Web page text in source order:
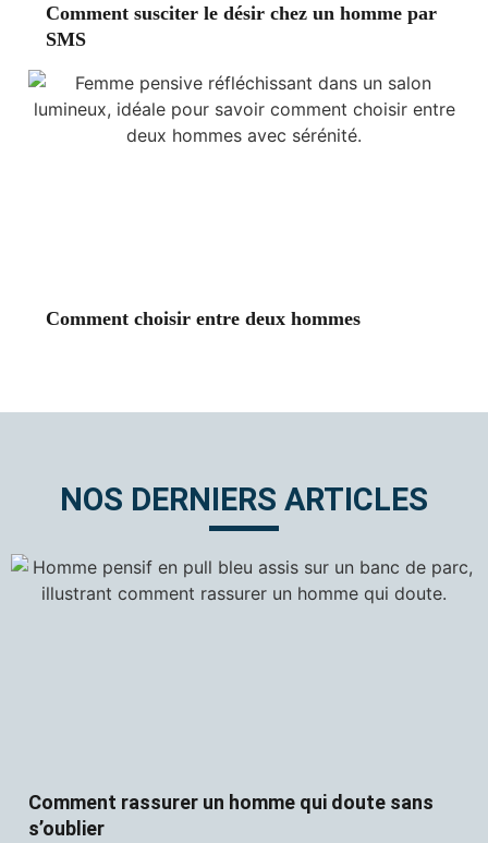
Comment susciter le désir chez un homme par
SMS
Comment choisir entre deux hommes
NOS DERNIERS ARTICLES
Comment rassurer un homme qui doute sans
s’oublier